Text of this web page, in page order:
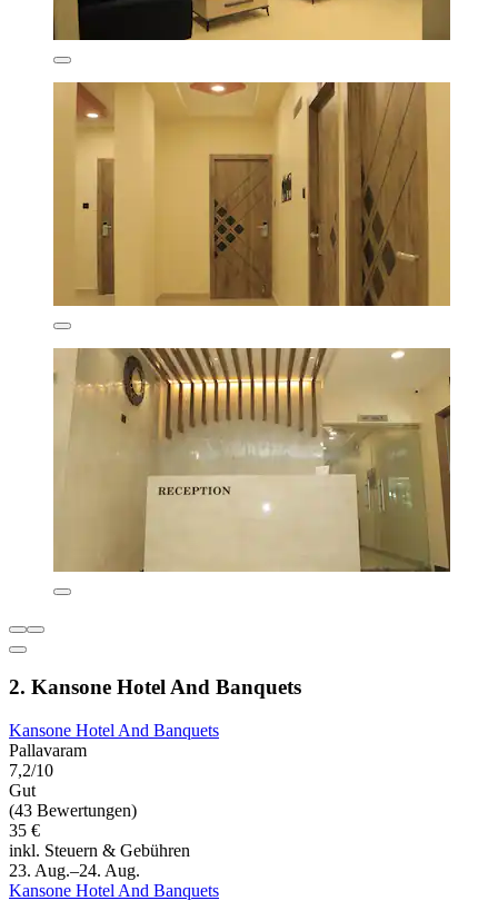
2. Kansone Hotel And Banquets
Kansone Hotel And Banquets
Pallavaram
7,2/10
Gut
(43 Bewertungen)
35 €
inkl. Steuern & Gebühren
23. Aug.–24. Aug.
Kansone Hotel And Banquets